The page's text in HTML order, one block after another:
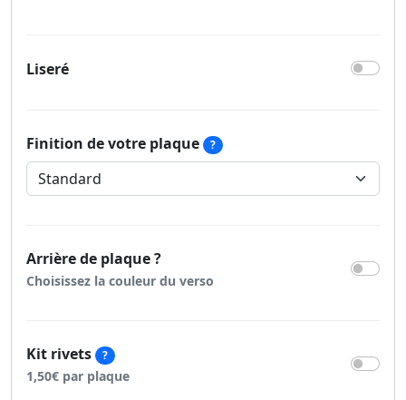
Liseré
Finition de votre plaque ?
Arrière de plaque ?
Choisissez la couleur du verso
Kit rivets ?
1,50€ par plaque